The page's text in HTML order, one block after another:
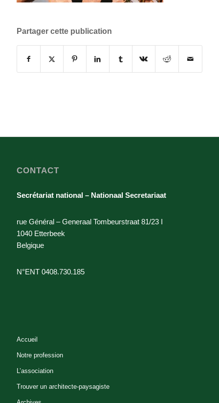
Partager cette publication
CONTACT
Secrétariat national – Nationaal Secretariaat
rue Général – Generaal Tombeurstraat 81/23 I
1040 Etterbeek
Belgique
N°ENT 0408.730.185
Accueil
Notre profession
L’association
Trouver un architecte-paysagiste